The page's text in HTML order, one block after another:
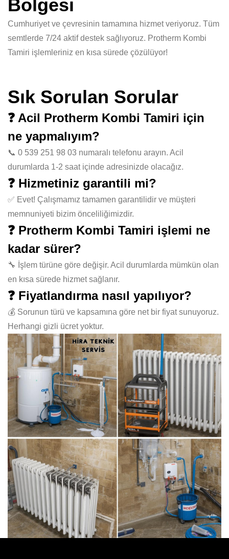
Bölgesi
Cumhuriyet ve çevresinin tamamına hizmet veriyoruz. Tüm
semtlerde 7/24 aktif destek sağlıyoruz. Protherm Kombi
Tamiri işlemleriniz en kısa sürede çözülüyor!
Sık Sorulan Sorular
❓ Acil Protherm Kombi Tamiri için
ne yapmalıyım?
📞 0 539 251 98 03 numaralı telefonu arayın. Acil
durumlarda 1-2 saat içinde adresinizde olacağız.
❓ Hizmetiniz garantili mi?
✅ Evet! Çalışmamız tamamen garantilidir ve müşteri
memnuniyeti bizim önceliliğimizdir.
❓ Protherm Kombi Tamiri işlemi ne
kadar sürer?
🔧 İşlem türüne göre değişir. Acil durumlarda mümkün olan
en kısa sürede hizmet sağlanır.
❓ Fiyatlandırma nasıl yapılıyor?
💰 Sorunun türü ve kapsamına göre net bir fiyat sunuyoruz.
Herhangi gizli ücret yoktur.